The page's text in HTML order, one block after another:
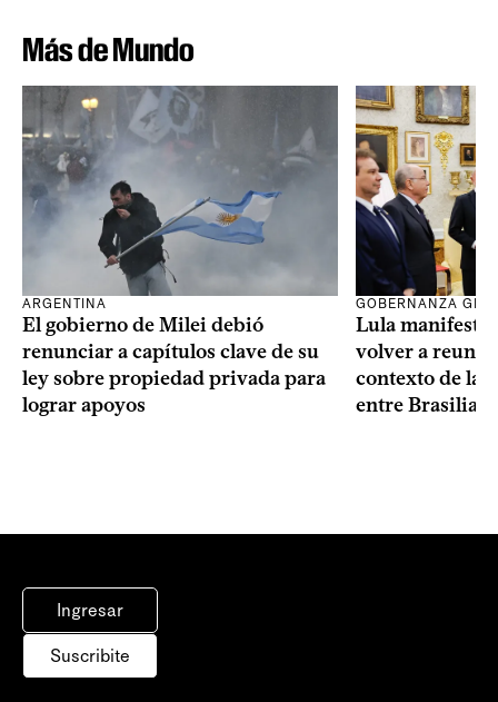
Más de Mundo
ARGENTINA
El gobierno de Milei debió
renunciar a capítulos clave de su
ley sobre propiedad privada para
lograr apoyos
GOBERNANZA
Lula manifestó
volver a
contexto de la
entre Brasilia
Ingresar
Suscribite